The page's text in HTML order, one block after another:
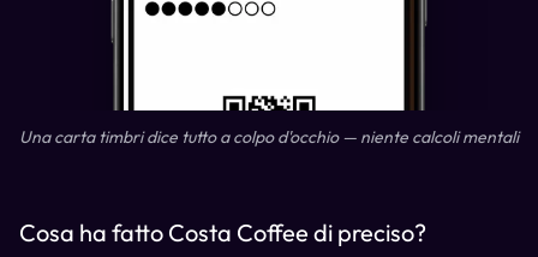
Una carta timbri dice tutto a colpo d'occhio — niente calcoli mentali
Cosa ha fatto Costa Coffee di preciso?